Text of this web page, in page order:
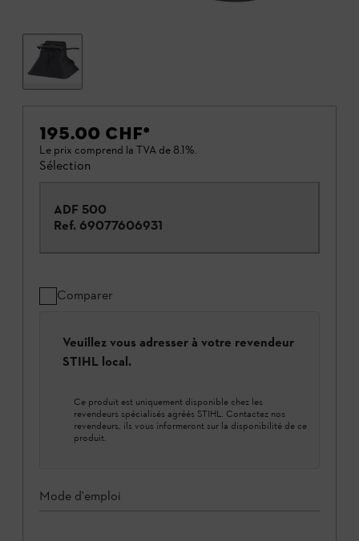
195.00 CHF*
Le prix comprend la TVA de 8.1%.
Sélection
ADF 500
Ref. 69077606931
Comparer
Veuillez vous adresser à votre revendeur
STIHL local.
Ce produit est uniquement disponible chez les
revendeurs spécialisés agréés STIHL. Contactez nos
revendeurs, ils vous informeront sur la disponibilité de ce
produit.
Mode d'emploi